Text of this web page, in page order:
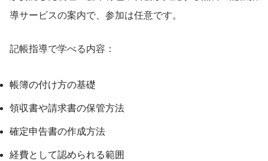
導サービスの案内で、参加は任意です。
記帳指導で学べる内容：
帳簿の付け方の基礎
領収書や請求書の保管方法
確定申告書の作成方法
経費として認められる範囲